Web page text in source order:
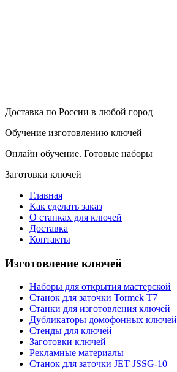
Доставка по России в любой город
Обучение изготовлению ключей
Онлайн обучение. Готовые наборы
Заготовки ключей
Главная
Как сделать заказ
О станках для ключей
Доставка
Контакты
Изготовление ключей
Наборы для открытия мастерской
Станок для заточки Tormek T7
Станки для изготовления ключей
Дубликаторы домофонных ключей
Стенды для ключей
Заготовки ключей
Рекламные материалы
Станок для заточки JET JSSG-10